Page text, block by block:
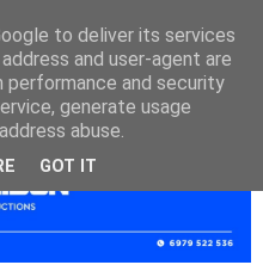
to deliver its services
and user-agent are
performance and security
generate usage
abuse.
GOT IT